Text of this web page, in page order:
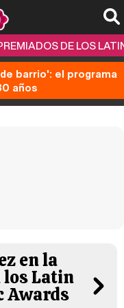
DE LOS
barrio': el programa
años
en la
los Latin
Awards